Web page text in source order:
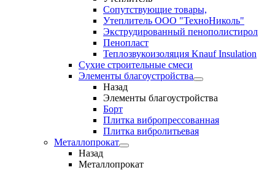
Сопутствующие товары,
Утеплитель ООО "ТехноНиколь"
Экструдированный пенополистирол
Пенопласт
Теплозвукоизоляция Knauf Insulation
Сухие строительные смеси
Элементы благоустройства
Назад
Элементы благоустройства
Борт
Плитка вибропрессованная
Плитка вибролитьевая
Металлопрокат
Назад
Металлопрокат